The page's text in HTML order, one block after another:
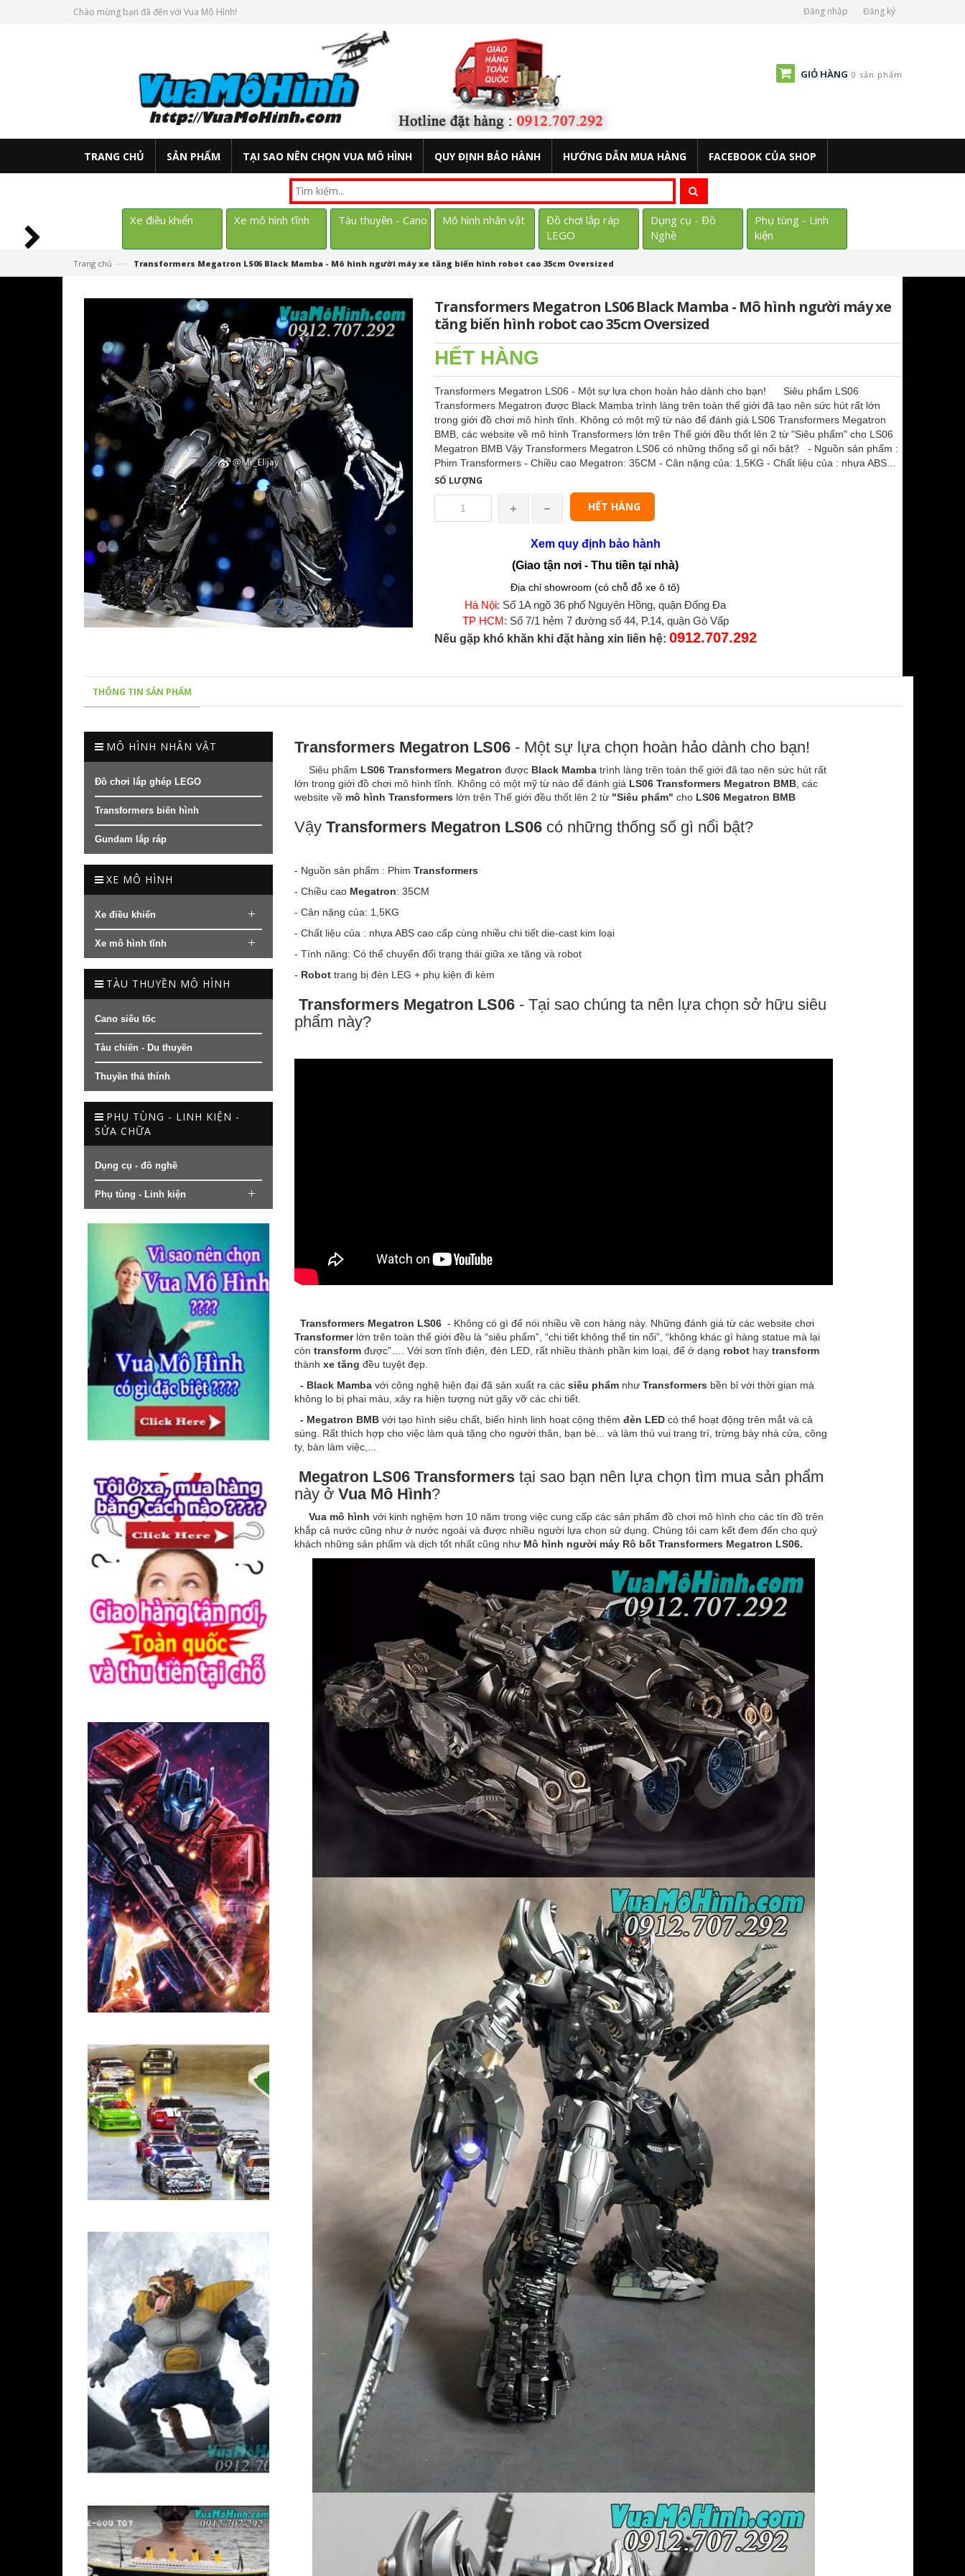
Chào mừng bạn đã đến với Vua Mô Hình! Đăng nhập Đăng ký
GIỎ HÀNG 0 sản phẩm
TRANG CHỦ SẢN PHẨM TẠI SAO NÊN CHỌN VUA MÔ HÌNH QUY ĐỊNH BẢO HÀNH HƯỚNG DẪN MUA HÀNG FACEBOOK CỦA SHOP
Xe điều khiển Xe mô hình tĩnh Tàu thuyền - Cano Mô hình nhân vật
Đồ chơi lắp ráp
LEGO
Dụng cụ - Đồ
Nghề
Phụ tùng - Linh
kiện
Trang chủ —› Transformers Megatron LS06 Black Mamba - Mô hình người máy xe tăng biến hình robot cao 35cm Oversized
Transformers Megatron LS06 Black Mamba - Mô hình người máy xe
tăng biến hình robot cao 35cm Oversized
HẾT HÀNG
Transformers Megatron LS06 - Một sự lựa chọn hoàn hảo dành cho bạn! Siêu phẩm LS06
Transformers Megatron được Black Mamba trình làng trên toàn thế giới đã tạo nên sức hút rất lớn
trong giới đồ chơi mô hình tĩnh. Không có một mỹ từ nào để đánh giá LS06 Transformers Megatron
BMB, các website về mô hình Transformers lớn trên Thế giới đều thốt lên 2 từ "Siêu phẩm" cho LS06
Megatron BMB Vậy Transformers Megatron LS06 có những thống số gì nổi bật? - Nguồn sản phẩm :
Phim Transformers - Chiều cao Megatron: 35CM - Cân nặng của: 1,5KG - Chất liệu của : nhựa ABS...
SỐ LƯỢNG
HẾT HÀNG
Xem quy định bảo hành
(Giao tận nơi - Thu tiền tại nhà)
Địa chỉ showroom (có chỗ đỗ xe ô tô)
Hà Nội: Số 1A ngõ 36 phố Nguyên Hồng, quận Đống Đa
TP HCM: Số 7/1 hẻm 7 đường số 44, P.14, quận Gò Vấp
Nếu gặp khó khăn khi đặt hàng xin liên hệ: 0912.707.292
THÔNG TIN SẢN PHẨM
MÔ HÌNH NHÂN VẬT
Đồ chơi lắp ghép LEGO
Transformers biến hình
Gundam lắp ráp
XE MÔ HÌNH
Xe điều khiển
Xe mô hình tĩnh
TÀU THUYỀN MÔ HÌNH
Cano siêu tốc
Tàu chiến - Du thuyền
Thuyền thả thính
PHỤ TÙNG - LINH KIỆN -
SỬA CHỮA
Dụng cụ - đồ nghề
Phụ tùng - Linh kiện
Transformers Megatron LS06- Một sự lựa chọn hoàn hảo dành cho bạn!
Siêu phẩm LS06 Transformers Megatron được Black Mambatrình làng trên toàn thế giới đã tạo nên sức hút rất
lớn trong giới đồ chơi mô hình tĩnh. Không có một mỹ từ nào để đánh giá LS06 Transformers Megatron BMB, các
website về mô hình Transformers lớn trên Thế giới đều thốt lên 2 từ "Siêu phẩm" choLS06 Megatron BMB
Vậy Transformers Megatron LS06có những thống số gì nổi bật?
- Nguồn sản phẩm : Phim Transformers
- Chiều caoMegatron: 35CM
- Cân nặng của: 1,5KG
- Chất liệu của : nhựa ABS cao cấp cùng nhiều chi tiết die-cast kim loại
- Tính năng: Có thể chuyển đổi trạng thái giữa xe tăng và robot
- Robot trang bị đèn LEG + phụ kiện đi kèm
Transformers Megatron LS06- Tại sao chúng ta nên lựa chọn sở hữu siêu
phẩm này?
Transformers Megatron LS06 - Không có gì để nói nhiều về con hàng này. Những đánh giá từ các website chơi
Transformerlớn trên toàn thế giới đều là “siêu phẩm”, “chi tiết không thể tin nổi”, “không khác gì hàng statue mà lại
còn transform được”…. Với sơn tĩnh điện, đèn LED, rất nhiều thành phần kim loại, để ở dạng robothay transform
thành xe tăng đều tuyệt đẹp.
- Black Mambavới công nghệ hiện đại đã sản xuất ra các siêu phẩmnhư Transformers bền bỉ với thời gian mà
không lo bị phai màu, xảy ra hiện tượng nứt gãy vỡ các chi tiết.
- Megatron BMBvới tạo hình siêu chất, biến hình linh hoạt cộng thêm đèn LEDcó thể hoạt động trên mắt và cả
súng. Rất thích hợp cho việc làm quà tặng cho người thân, bạn bè... và làm thú vui trang trí, trừng bày nhà cửa, công
ty, bàn làm việc,...
Megatron LS06 Transformerstại sao bạn nên lựa chọn tìm mua sản phẩm
này ở Vua Mô Hình?
Vua mô hình với kinh nghệm hơn 10 năm trong việc cung cấp các sản phẩm đồ chơi mô hình cho các tín đồ trên
khắp cả nước cũng như ở nước ngoài và được nhiều người lựa chọn sử dụng. Chúng tôi cam kết đem đến cho quý
khách những sản phẩm và dịch tốt nhất cũng như Mô hình người máy Rô bốt Transformers Megatron LS06.